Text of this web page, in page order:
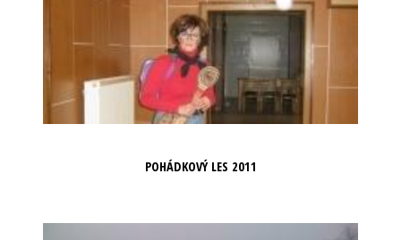
POHÁDKOVÝ LES 2011